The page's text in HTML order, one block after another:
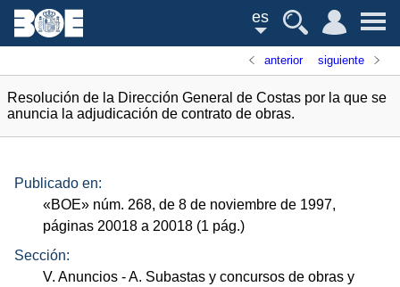
es
anterior siguiente
Resolución de la Dirección General de Costas por la que se
anuncia la adjudicación de contrato de obras.
Publicado en:
«BOE» núm. 268, de 8 de noviembre de 1997,
páginas 20018 a 20018 (1 pág.)
Sección:
V. Anuncios - A. Subastas y concursos de obras y